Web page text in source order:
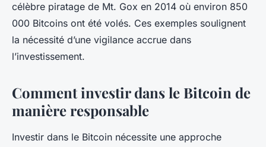
célèbre piratage de Mt. Gox en 2014 où environ 850
000 Bitcoins ont été volés. Ces exemples soulignent
la nécessité d’une vigilance accrue dans
l’investissement.
Comment investir dans le Bitcoin de
manière responsable
Investir dans le Bitcoin nécessite une approche